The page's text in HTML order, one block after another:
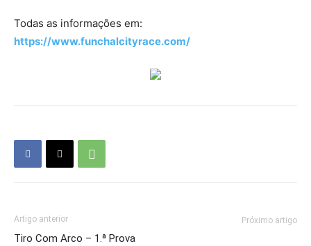
Todas as informações em:
https://www.funchalcityrace.com/
Artigo anterior
Tiro Com Arco – 1.ª Prova
Próximo artigo